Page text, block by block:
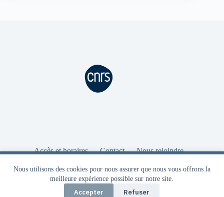
Nous utilisons des cookies pour nous assurer que nous vous offrons la
meilleure expérience possible sur notre site.
Accepter Refuser
Accès et horaires Contact
Nous rejoindre
Mentions légales
expérience sur notre site. Seuls des cookies strictement obligatoires
au bon fonctionnement du site sont utilisés.
Politique de confidentialité